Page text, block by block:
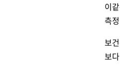
이
측
보
보